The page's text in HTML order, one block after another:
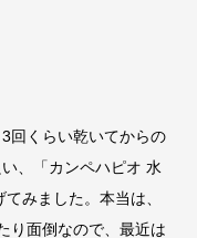
回くらい乾いてからの
、「カンペハピオ 水
みました。本当は、
り面倒なので、最近は